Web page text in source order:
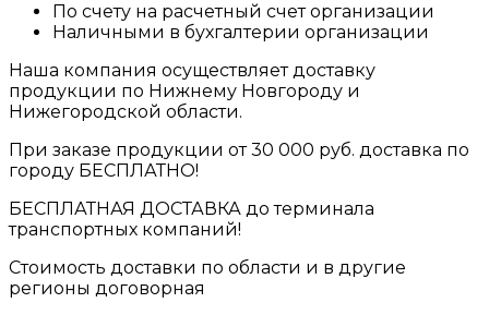
По счету на расчетный счет организации
Наличными в бухгалтерии организации
Наша компания осуществляет доставку
продукции по Нижнему Новгороду и
Нижегородской области.
При заказе продукции от 30 000 руб. доставка по
городу БЕСПЛАТНО!
БЕСПЛАТНАЯ ДОСТАВКА до терминала
транспортных компаний!
Стоимость доставки по области и в другие
регионы договорная